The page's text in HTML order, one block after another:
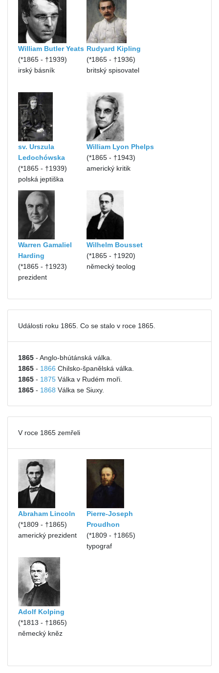
William Butler Yeats
(*1865 - †1939)
irský básník
Rudyard Kipling
(*1865 - †1936)
britský spisovatel
sv. Urszula
Ledochówska
(*1865 - †1939)
polská jeptiška
William Lyon Phelps
(*1865 - †1943)
americký kritik
Warren Gamaliel
Harding
(*1865 - †1923)
prezident
Wilhelm Bousset
(*1865 - †1920)
německý teolog
Události roku 1865. Co se stalo v roce 1865.
1865 - Anglo-bhútánská válka.
1865 - 1866 Chilsko-španělská válka.
1865 - 1875 Válka v Rudém moři.
1865 - 1868 Válka se Siuxy.
V roce 1865 zemřeli
Abraham Lincoln
(*1809 - †1865)
americký prezident
Pierre-Joseph
Proudhon
(*1809 - †1865)
typograf
Adolf Kolping
(*1813 - †1865)
německý kněz